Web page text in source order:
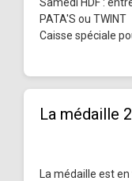
PATA'S ou TWINT
Caisse spéciale
La médaille
La médaille est